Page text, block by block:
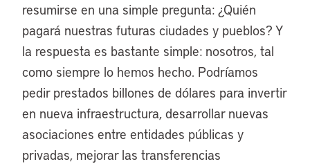
resumirse en una simple pregunta: ¿Quién
pagará nuestras futuras ciudades y pueblos? Y
la respuesta es bastante simple: nosotros, tal
como siempre lo hemos hecho. Podríamos
pedir prestados billones de dólares para invertir
en nueva infraestructura, desarrollar nuevas
asociaciones entre entidades públicas y
privadas, mejorar las transferencias